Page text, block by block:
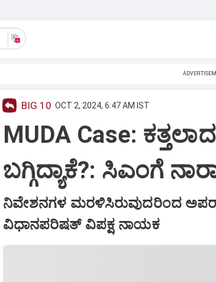
BIG 10 OCT 2, 2024, 6:47 AM IST
MUDA Case:
ಬಗ್ಗಿದ್ಯಾಕೆ?: ಸಿಎಂಗೆ
ನಿವೇಶನಗಳ ಮರಳಿಸಿರುವುದರಿಂದ
ವಿಧಾನಪರಿಷತ್‌ ವಿಪಕ್ಷ ನಾಯಕ